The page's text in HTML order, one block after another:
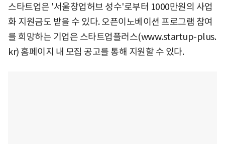
스타트업은 '서울창업허브 성수'로부터 1000만원의 사업
화 지원금도 받을 수 있다. 오픈이노베이션 프로그램 참여
를 희망하는 기업은 스타트업플러스(www.startup-plus.
kr) 홈페이지 내 모집 공고를 통해 지원할 수 있다.